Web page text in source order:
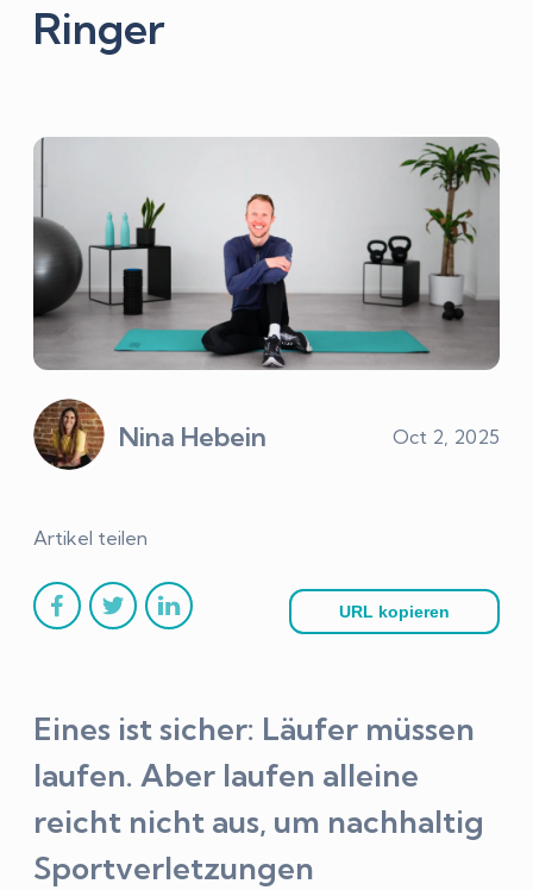
Ringer
Nina Hebein Oct 2, 2025
Artikel teilen
URL kopieren
Eines ist sicher: Läufer müssen
laufen. Aber laufen alleine
reicht nicht aus, um nachhaltig
Sportverletzungen